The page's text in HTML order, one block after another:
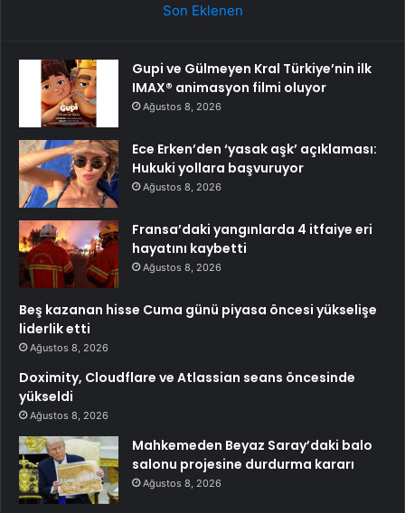
Son Eklenen
Gupi ve Gülmeyen Kral Türkiye’nin ilk
IMAX® animasyon filmi oluyor
Ağustos 8, 2026
Ece Erken’den ‘yasak aşk’ açıklaması:
Hukuki yollara başvuruyor
Ağustos 8, 2026
Fransa’daki yangınlarda 4 itfaiye eri
hayatını kaybetti
Ağustos 8, 2026
Beş kazanan hisse Cuma günü piyasa öncesi yükselişe
liderlik etti
Ağustos 8, 2026
Doximity, Cloudflare ve Atlassian seans öncesinde
yükseldi
Ağustos 8, 2026
Mahkemeden Beyaz Saray’daki balo
salonu projesine durdurma kararı
Ağustos 8, 2026